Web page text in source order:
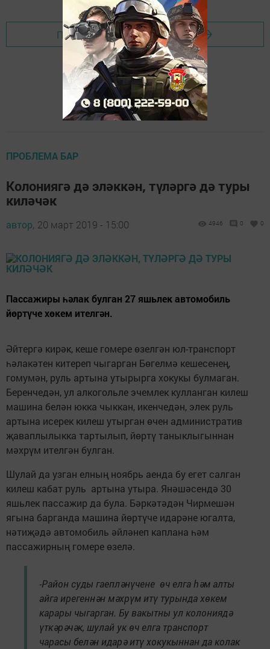
Перейти на страницу новости
ПРОБЛЕМА БАР
Колониягә дә эләккән, түләргә дә туры
киләчәк
автор, 20 март 2019 - 15:00 4946 0 0
Пассажиры һәлак булган 27 яшьлек автомобиль
йөртүче хөкем ителгән.
Әйтергә кирәк, кеше гомере өзелгән юл-транспорт
һәлакәтен китереп чыгарган Бөгелмә кешесенең,
гомумән, руль артына утырырга хокукы булмаган.
Беренчедән, ул алкогольле эчемлек кулланган килеш
машина белән юкка чыккан, икенчедән, элек руль
артына исерек килеш утырган өчен административ
җаваплылыкка тартылып, йөртү таныклыгыннан
мәхрүм ителгән булган.
Шулай да узган елның ноябрь аенда бу егет салган
килеш кабат руль артына утыра. Янәшәсендә 30
яшьлек пассажир да була. Бәркәтәдән Чирмешән
ягына барганда машина йөртүче идарәне югалта,
нәтиҗәдә автомобиль әйләнеп каплана һәм
пассажирның гомере өзелә.
-Район суды гаепләнүчене өч елга һәм алты
айга ирегеннән мәхрүм итү турында хөкем
карары чыгарган. Бу вакытны ул колониядә
үткәрәчәк, шулай ук өч елга транспорт
чарасы белән идарә итү хокукыннан да колак